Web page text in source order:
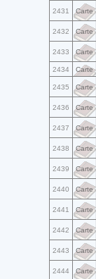
2431 Carte
2432 Carte
2433 Carte
2434 Carte
2435 Carte
2436 Carte
2437 Carte
2438 Carte
2439 Carte
2440 Carte
2441 Carte
2442 Carte
2443 Carte
2444 Carte